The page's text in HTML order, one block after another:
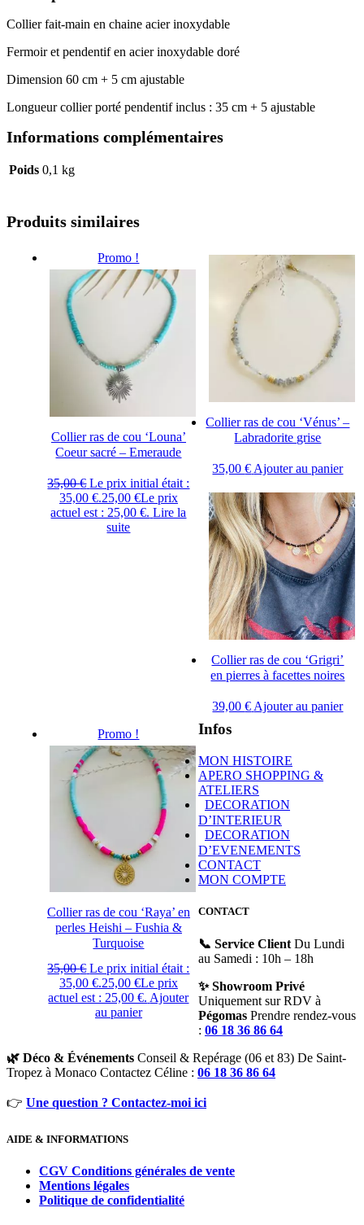
Collier fait-main en chaine acier inoxydable
Fermoir et pendentif en acier inoxydable doré
Dimension 60 cm + 5 cm ajustable
Longueur collier porté pendentif inclus : 35 cm + 5 ajustable
Informations complémentaires
Poids 0,1 kg
Produits similaires
Promo !
Collier ras de cou ‘Louna’
Coeur sacré – Emeraude
35,00€ Le prix initial était :
35,00 €.25,00 €Le prix
actuel est : 25,00 €. Lire la
suite
Collier ras de cou ‘Vénus’ –
Labradorite grise
35,00€ Ajouter au panier
Collier ras de cou ‘Grigri’
en pierres à facettes noires
39,00€ Ajouter au panier
Promo !
Collier ras de cou ‘Raya’ en
perles Heishi – Fushia &
Turquoise
35,00€ Le prix initial était :
35,00 €.25,00 €Le prix
actuel est : 25,00 €. Ajouter
au panier
Infos
MON HISTOIRE
APERO SHOPPING &
ATELIERS
DECORATION
D’INTERIEUR
DECORATION
D’EVENEMENTS
CONTACT
MON COMPTE
CONTACT
📞 Service ClientDu Lundi
au Samedi : 10h – 18h
✨ Showroom Privé
Uniquement sur RDV à
PégomasPrendre rendez-vous
: 06 18 36 86 64
🌿 Déco & Événements Conseil & Repérage (06 et 83) De Saint-
Tropez à Monaco Contactez Céline : 06 18 36 86 64
👉 Une question ? Contactez-moi ici
AIDE & INFORMATIONS
CGV Conditions générales de vente
Mentions légales
Politique de confidentialité